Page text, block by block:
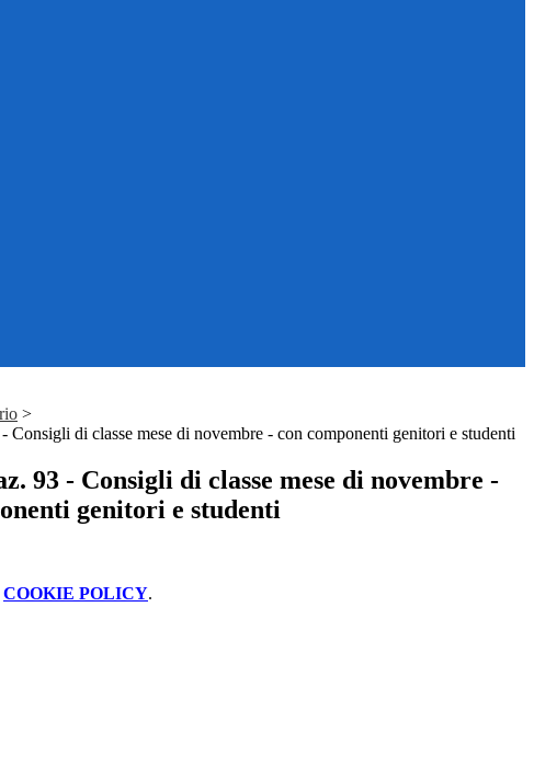
>
Consigli di classe mese di novembre - con componenti genitori e studenti
93 - Consigli di classe mese di novembre -
genitori e studenti
COOKIE POLICY.